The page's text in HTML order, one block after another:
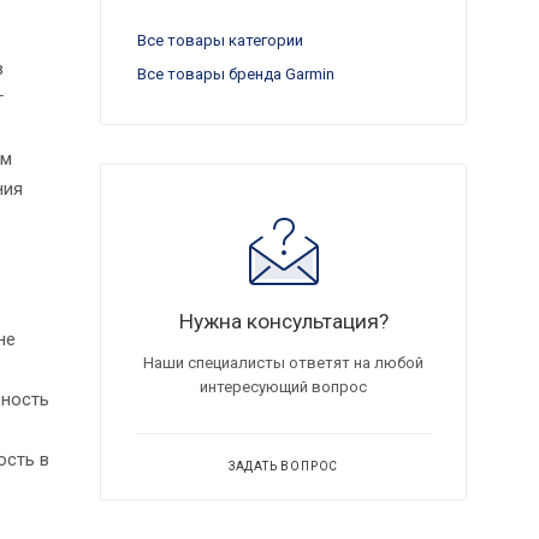
в
Все товары категории
Все товары бренда Garmin
Нужна консультация?
Наши специалисты ответят на любой
интересующий вопрос
ЗАДАТЬ ВОПРОС